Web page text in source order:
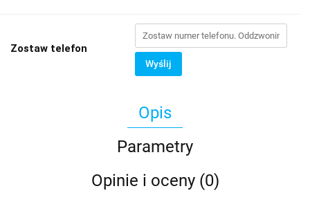
Zostaw telefon
Wyślij
Opis
Parametry
Opinie i oceny (0)